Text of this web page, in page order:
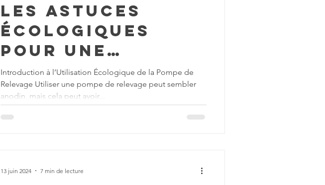
Les astuces
écologiques
pour une
utilisation
responsable de
votre pompe de
Introduction à l’Utilisation Écologique de la Pompe de
Relevage Utiliser une pompe de relevage peut sembler
anodin, mais cela peut avoir...
13 juin 2024 7 min de lecture